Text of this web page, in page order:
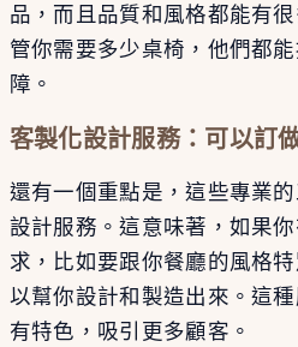
品，而且品質和風格都能有
管你需要多少桌椅，他們都
障。
客製化設計服務：可以訂
還有一個重點是，這些專業
設計服務。這意味著，如果
求，比如要跟你餐廳的風格
以幫你設計和製造出來。這
有特色，吸引更多顧客。